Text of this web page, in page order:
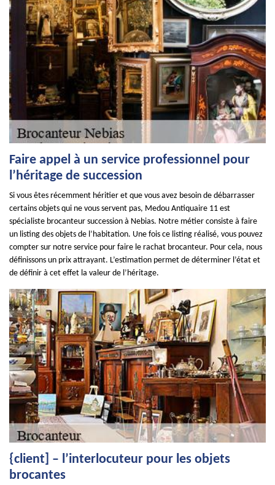
Faire appel à un service professionnel pour
l’héritage de succession
Si vous êtes récemment héritier et que vous avez besoin de débarrasser
certains objets qui ne vous servent pas, Medou Antiquaire 11 est
spécialiste brocanteur succession à Nebias. Notre métier consiste à faire
un listing des objets de l’habitation. Une fois ce listing réalisé, vous pouvez
compter sur notre service pour faire le rachat brocanteur. Pour cela, nous
définissons un prix attrayant. L’estimation permet de déterminer l’état et
de définir à cet effet la valeur de l’héritage.
{client] – l’interlocuteur pour les objets
brocantes